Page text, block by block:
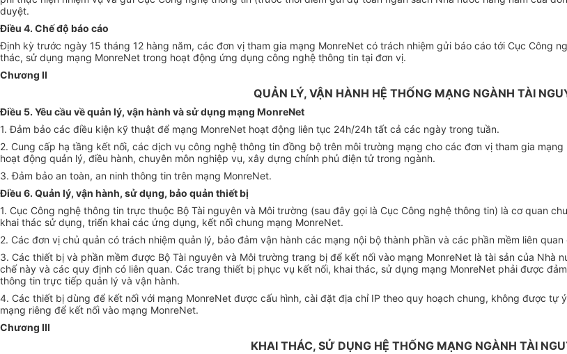
duyệt.
Điều 4. Chế độ báo cáo
Định kỳ trước ngày 15 tháng 12 hàng năm, các đơn vị tham gia mạng MonreNet có trách nhiệm gửi báo cáo tới Cục Công
thác, sử dụng mạng MonreNet trong hoạt động ứng dụng công nghệ thông tin tại đơn vị.
Chương II
QUẢN LÝ, VẬN HÀNH HỆ THỐNG MẠNG NGÀNH TÀI
Điều 5. Yêu cầu về quản lý, vận hành và sử dụng mạng MonreNet
1. Đảm bảo các điều kiện kỹ thuật để mạng MonreNet hoạt động liên tục 24h/24h tất cả các ngày trong tuần.
2. Cung cấp hạ tầng kết nối, các dịch vụ công nghệ thông tin đồng bộ trên môi trường mạng cho các đơn vị tham gia
hoạt động quản lý, điều hành, chuyên môn nghiệp vụ, xây dựng chính phủ điện tử trong ngành.
3. Đảm bảo an toàn, an ninh thông tin trên mạng MonreNet.
Điều 6. Quản lý, vận hành, sử dụng, bảo quản thiết bị
1. Cục Công nghệ thông tin trực thuộc Bộ Tài nguyên và Môi trường (sau đây gọi là Cục Công nghệ thông tin) là cơ quan
khai thác sử dụng, triển khai các ứng dụng, kết nối chung mạng MonreNet.
2. Các đơn vị chủ quản có trách nhiệm quản lý, bảo đảm vận hành các mạng nội bộ thành phần và các phần mềm liên
3. Các thiết bị và phần mềm được Bộ Tài nguyên và Môi trường trang bị để kết nối vào mạng MonreNet là tài sản của
chế này và các quy định có liên quan. Các trang thiết bị phục vụ kết nối, khai thác, sử dụng mạng MonreNet phải được
thông tin trực tiếp quản lý và vận hành.
4. Các thiết bị dùng để kết nối với mạng MonreNet được cấu hình, cài đặt địa chỉ IP theo quy hoạch chung, không được
mạng riêng để kết nối vào mạng MonreNet.
Chương III
KHAI THÁC, SỬ DỤNG HỆ THỐNG MẠNG NGÀNH TÀI